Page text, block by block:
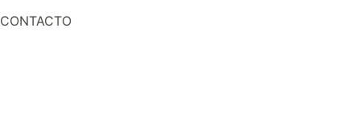
CONTACTO